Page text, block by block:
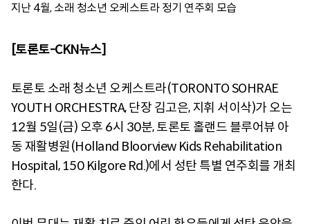
지난 4월, 소래 청소년 오케스트라 정기 연주회 모습
[토론토-CKN뉴스]
토론토 소래 청소년 오케스트라(TORONTO SOHRAE
YOUTH ORCHESTRA, 단장 김고은, 지휘 서이삭)가 오는
12월 5일(금) 오후 6시 30분, 토론토 홀랜드 블루어뷰 아
동 재활병원(Holland Bloorview Kids Rehabilitation
Hospital, 150 Kilgore Rd.)에서 성탄 특별 연주회를 개최
한다.